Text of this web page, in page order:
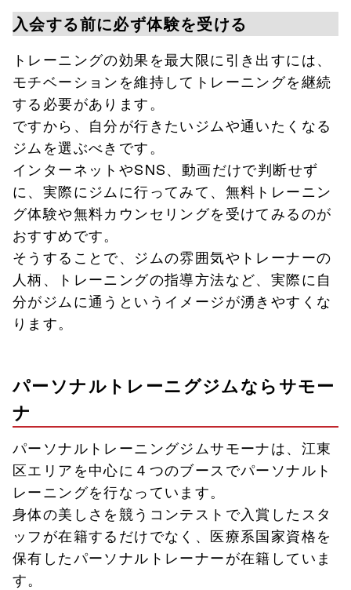
入会する前に必ず体験を受ける
トレーニングの効果を最大限に引き出すには、
モチベーションを維持してトレーニングを継続
する必要があります。
ですから、自分が行きたいジムや通いたくなる
ジムを選ぶべきです。
インターネットやSNS、動画だけで判断せず
に、実際にジムに行ってみて、無料トレーニン
グ体験や無料カウンセリングを受けてみるのが
おすすめです。
そうすることで、ジムの雰囲気やトレーナーの
人柄、トレーニングの指導方法など、実際に自
分がジムに通うというイメージが湧きやすくな
ります。
パーソナルトレーニグジムならサモー
ナ
パーソナルトレーニングジムサモーナは、江東
区エリアを中心に４つのブースでパーソナルト
レーニングを行なっています。
身体の美しさを競うコンテストで入賞したスタ
ッフが在籍するだけでなく、医療系国家資格を
保有したパーソナルトレーナーが在籍していま
す。